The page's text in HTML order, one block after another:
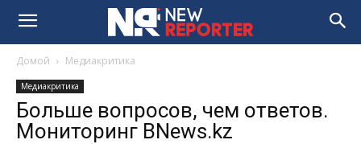
Домой Медиакритика
Медиакритика
Больше вопросов, чем ответов.
Мониторинг BNews.kz